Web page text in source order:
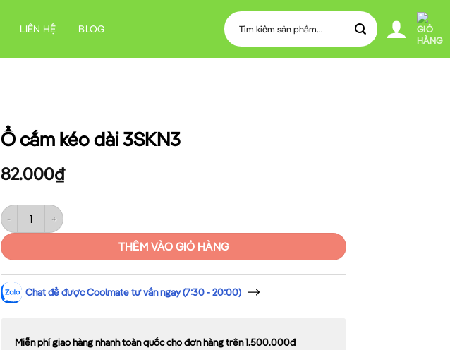
LIÊN HỆ BLOG
Tìm
kiếm:
Ổ cắm kéo dài 3SKN3
82.000₫
Ổ cắm kéo dài 3SKN3 số lượng
THÊM VÀO GIỎ HÀNG
Chat để được Coolmate tư vấn ngay (7:30 - 20:00)
Miễn phí giao hàng nhanh toàn quốc cho đơn hàng trên 1.500.000đ